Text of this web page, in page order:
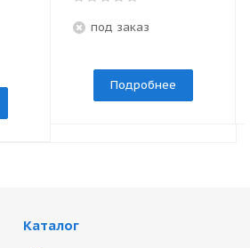
под заказ
Подробнее
Каталог